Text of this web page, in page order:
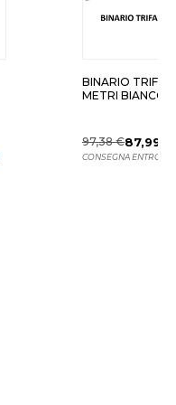
BINARIO
METRI BIANCO
97,38 €87,99 €
CONSEGNA ENTRO: